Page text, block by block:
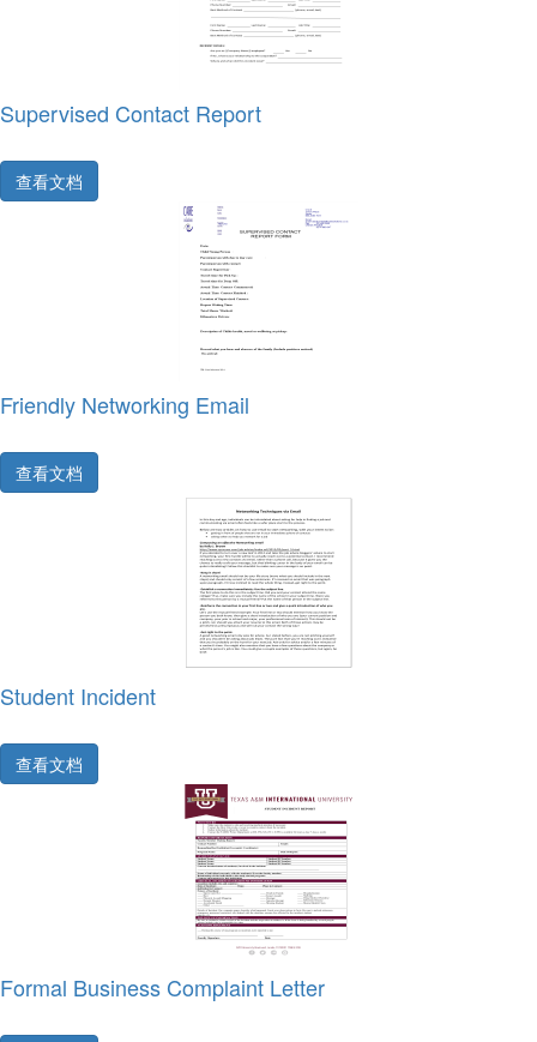
Supervised Contact Report
查看文档
Friendly Networking Email
查看文档
Student Incident
查看文档
Formal Business Complaint Letter